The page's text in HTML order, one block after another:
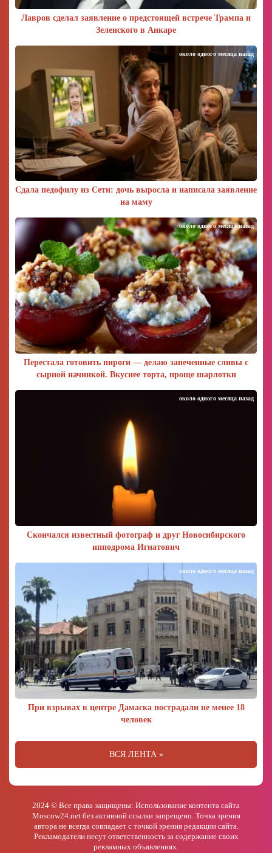
Лавров сделал заявление о предстоящей встрече Трампа и
Зеленского в Анкаре
Сдала педофилу из Сети: дочь выросла и написала заявление
на маму
около одного месяца назад
Перестала готовить пироги — делаю запеченные сливы с
сырной начинкой. Вкуснее торта, проще шарлотки
около одного месяца назад
Скончался известный фотограф и друг Новосибирского
ипподрома Игнатович
около одного месяца назад
При взрывах в центре Дамаска пострадали не менее 18
человек
около одного месяца назад
ВСЯ ЛЕНТА »
2024 © Все права защищены: Использование контента сайта
Moscow24.net без активной ссылки запрещено. Точка зрения
автора не всегда совпадает с точкой зрения редакции сайта.
Рекламодатели несут ответственность за содержание своих
рекламных объявлениях.